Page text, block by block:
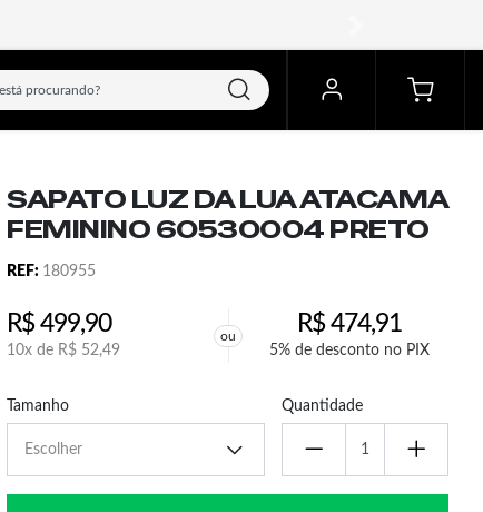
SAPATO LUZ DA LUA ATACAMA
FEMININO 60530004 PRETO
REF: 180955
R$499,90
10x de R$ 52,49
ou R$474,91
5% de desconto no PIX
Tamanho Quantidade